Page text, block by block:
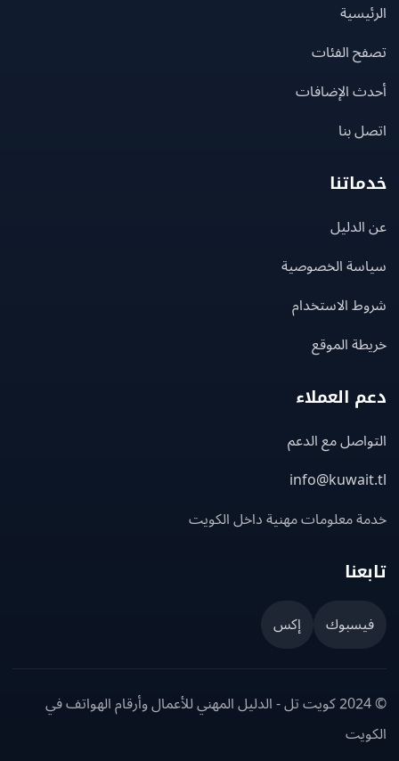
الفئات
الإضافات
بنا
الخصوصية
الاستخدام
الموقع
العملاء
مع الدعم
معلومات مهنية داخل الكويت
إكس
© 2024 كويت تل - الدليل المهني للأعمال وأرقام الهواتف في